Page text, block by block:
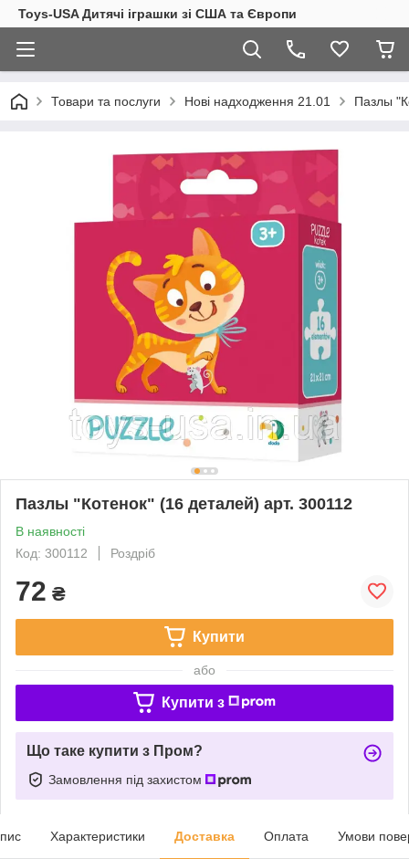
Toys-USA Дитячі іграшки зі США та Європи
Товари та послуги Нові надходження 21.01 Пазлы
Пазлы "Котенок" (16 деталей) арт. 300112
В наявності
Код: 300112
Роздріб
72 ₴
Купити
або
Купити з
Що таке купити з Пром?
Замовлення під захистом
Характеристики Доставка Оплата Умови